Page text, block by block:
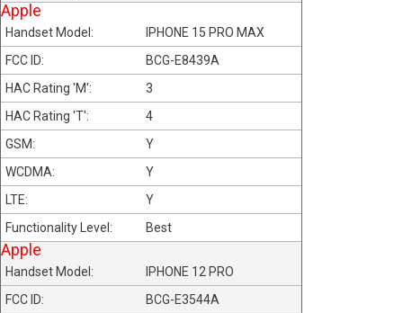
Apple
IPHONE 15 PRO MAX
BCG-E8439A
3
4
Y
Y
Y
Best
Apple
IPHONE 12 PRO
BCG-E3544A